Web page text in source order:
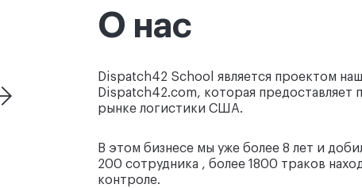
$150
Составляет оборот нашей компании
Траков
О нас
Dispatch42 School является проектом
Dispatch42.com, которая предоставляет
рынке логистики США.
В этом бизнесе мы уже более 8 лет и
200 сотрудника , более 1800 траков
контроле.